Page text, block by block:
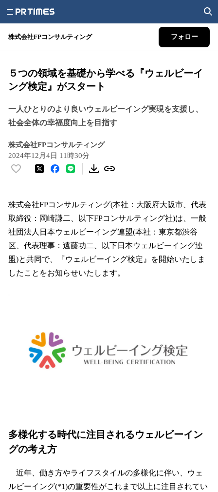
株式会社FPコンサルティング フォロー
５つの領域を基礎から学べる『ウェルビーイ
ング検定』がスタート
一人ひとりのより良いウェルビーイング実現を支援し、
社会全体の幸福度向上を目指す
株式会社FPコンサルティング
2024年12月4日 11時30分
い
！
数
を
読
込
み
中
株式会社FPコンサルティング(本社：大阪府大阪市、代表
取締役：岡崎謙二、以下FPコンサルティング社)は、一般
社団法人日本ウェルビーイング連盟(本社：東京都渋谷
区、代表理事：遠藤功二、以下日本ウェルビーイング連
盟)と共同で、『ウェルビーイング検定』を開始いたしま
したことをお知らせいたします。
多様化する時代に注目されるウェルビーイン
グの考え方
近年、働き方やライフスタイルの多様化に伴い、ウェ
ルビーイング(*1)の重要性がこれまで以上に注目されてい